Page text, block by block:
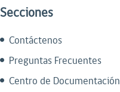
Secciones
Contáctenos
Preguntas Frecuentes
Centro de Documentación